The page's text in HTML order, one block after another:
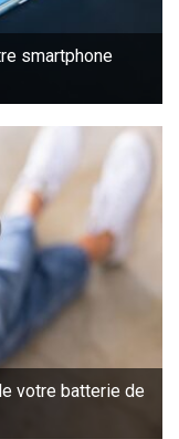
smartphone
votre batterie de